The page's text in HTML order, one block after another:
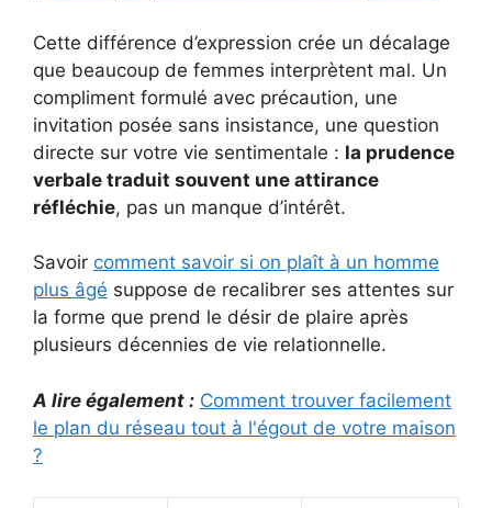
Cette différence d’expression crée un décalage
que beaucoup de femmes interprètent mal. Un
compliment formulé avec précaution, une
invitation posée sans insistance, une question
directe sur votre vie sentimentale : la prudence
verbale traduit souvent une attirance
réfléchie, pas un manque d’intérêt.
Savoir comment savoir si on plaît à un homme
plus âgé suppose de recalibrer ses attentes sur
la forme que prend le désir de plaire après
plusieurs décennies de vie relationnelle.
A lire également : Comment trouver facilement
le plan du réseau tout à l'égout de votre maison
?